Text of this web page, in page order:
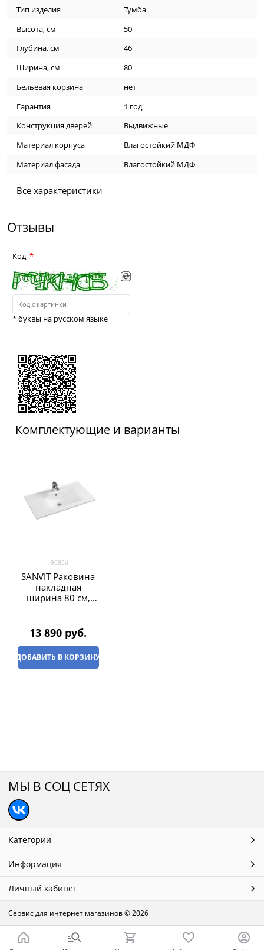
Тип изделия
Тумба
Высота, см
50
Глубина, см
46
Ширина, см
80
Бельевая корзина
нет
Гарантия
1 год
Конструкция дверей
Выдвижные
Материал корпуса
Влагостойкий МДФ
Материал фасада
Влагостойкий МДФ
Все характеристики
Отзывы
Код
* буквы на русском языке
Комплектующие и варианты
r9080d
SANVIT Раковина
накладная
ширина 80 см,
13 890 руб.
ДОБАВИТЬ В КОРЗИНУ
МЫ В СОЦ СЕТЯХ
Категории
Информация
Личный кабинет
Сервис для интернет магазинов© 2026